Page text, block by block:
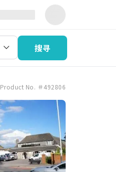
搜寻
Product No. ＃492806